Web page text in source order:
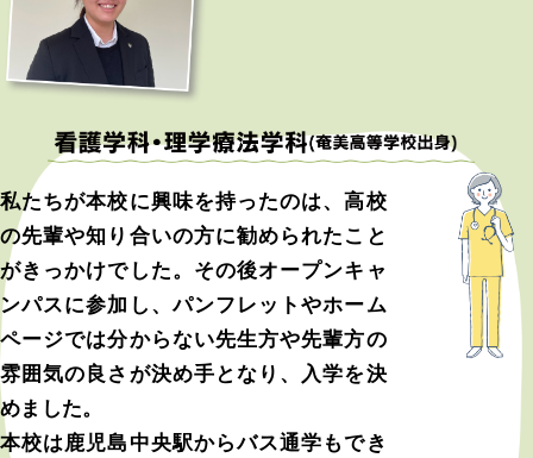
私たちが本校に興味を持ったのは、高校
の先輩や知り合いの方に勧められたこと
がきっかけでした。その後オープンキャ
ンパスに参加し、パンフレットやホーム
ページでは分からない先生方や先輩方の
雰囲気の良さが決め手となり、入学を決
めました。
本校は鹿児島中央駅からバス通学もでき